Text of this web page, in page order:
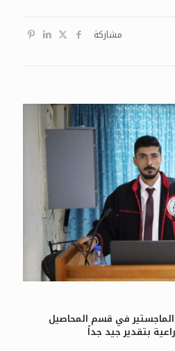
مشاركة
الماجستير في قسم المحاصيل
بتقدير جيد جداً